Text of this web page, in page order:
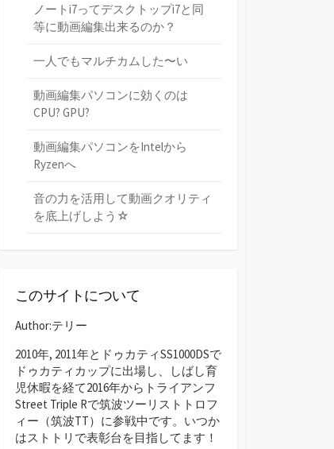
ノートi7ってデスクトップi7と同
等に動画編集出来るのか？
一人でもマルチカムした〜い
動画編集パソコンに効くのは
CPU? GPU?
動画編集パソコンをIntelから
Ryzenへ
音の力を活用して動画クオリティ
を底上げしよう☆
このサイトについて
Author:テリー
2010年, 2011年とドゥカティSS1000DSで
ドゥカティカップに出場し、しばし育
児休暇を経て2016年からトライアンフ
Street Triple Rで筑波ツーリストトロフ
ィー（筑波TT）に参戦中です。いつか
はストトリで表彰台を目指してます！